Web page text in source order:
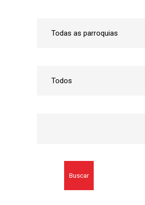
Buscar